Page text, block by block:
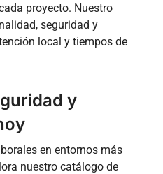
proyecto. Nuestro
seguridad y
local y tiempos de
y
en entornos más
nuestro catálogo de